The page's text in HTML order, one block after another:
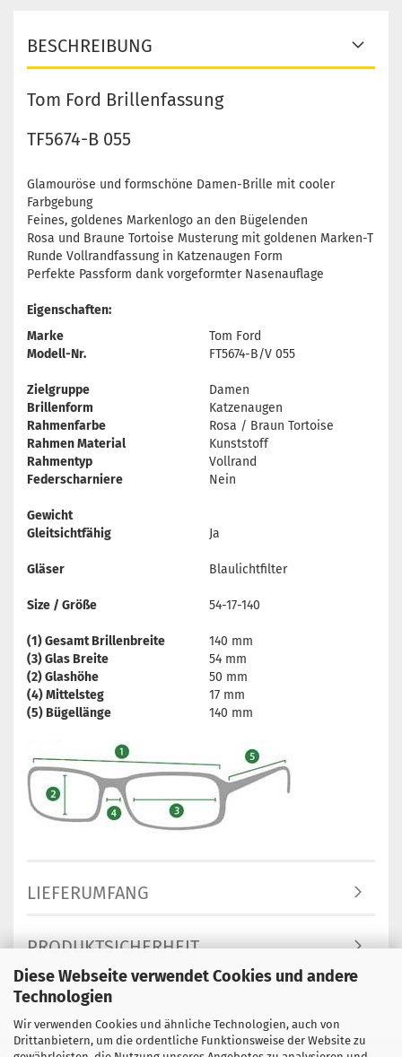
Diese Webseite verwendet Cookies und andere
Technologien
Wir verwenden Cookies und ähnliche Technologien, auch von
Drittanbietern, um die ordentliche Funktionsweise der Website zu
BESCHREIBUNG
Tom Ford Brillenfassung
TF5674-B 055
Glamouröse und formschöne Damen-Brille mit cooler
Farbgebung
Feines, goldenes Markenlogo an den Bügelenden
Rosa und Braune Tortoise Musterung mit goldenen Marken-T
Runde Vollrandfassung in Katzenaugen Form
Perfekte Passform dank vorgeformter Nasenauflage
Eigenschaften:
Marke
Tom Ford
Modell-Nr.
FT5674-B/V 055
Zielgruppe
Damen
Brillenform
Katzenaugen
Rahmenfarbe
Rosa / Braun Tortoise
Rahmen Material
Kunststoff
Rahmentyp
Vollrand
Federscharniere
Nein
Gewicht
Gleitsichtfähig
Ja
Gläser Blaulichtfilter
Size / Größe 54-17-140
(1) Gesamt Brillenbreite
140 mm
(3) Glas Breite
54 mm
(2) Glashöhe
50 mm
(4) Mittelsteg
17 mm
(5) Bügellänge
140 mm
LIEFERUMFANG
PRODUKTSICHERHEIT